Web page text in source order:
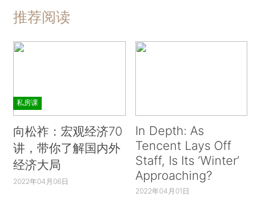
推荐阅读
私房课
向松祚：宏观经济70
讲，带你了解国内外
经济大局
2022年04月06日
In Depth: As
Tencent Lays Off
Staff, Is Its ‘Winter’
Approaching?
2022年04月01日